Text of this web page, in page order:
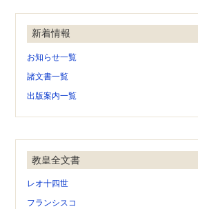
新着情報
お知らせ一覧
諸文書一覧
出版案内一覧
教皇全文書
レオ十四世
フランシスコ